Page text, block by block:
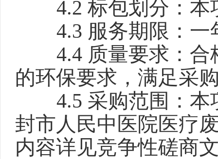
4.2 标包划分：
4.3 服务期限：一
4.4 质量要求：
的环保要求，满足采
4.5 采购范围：
封市人民中医院医疗
内容详见竞争性磋商